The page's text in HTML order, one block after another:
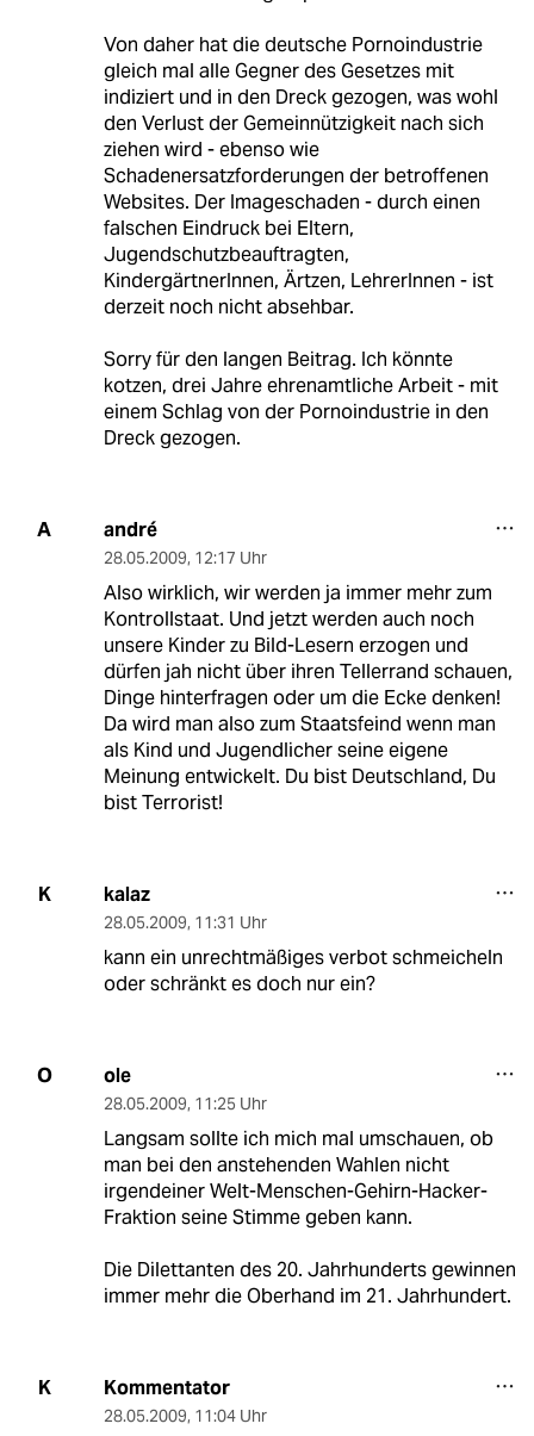
Von daher hat die deutsche Pornoindustrie
gleich mal alle Gegner des Gesetzes mit
indiziert und in den Dreck gezogen, was wohl
den Verlust der Gemeinnützigkeit nach sich
ziehen wird - ebenso wie
Schadenersatzforderungen der betroffenen
Websites. Der Imageschaden - durch einen
falschen Eindruck bei Eltern,
Jugendschutzbeauftragten,
KindergärtnerInnen, Ärtzen, LehrerInnen - ist
derzeit noch nicht absehbar.
Sorry für den langen Beitrag. Ich könnte
kotzen, drei Jahre ehrenamtliche Arbeit - mit
einem Schlag von der Pornoindustrie in den
Dreck gezogen.
A andré
28.05.2009, 12:17 Uhr
Also wirklich, wir werden ja immer mehr zum
Kontrollstaat. Und jetzt werden auch noch
unsere Kinder zu Bild-Lesern erzogen und
dürfen jah nicht über ihren Tellerrand schauen,
Dinge hinterfragen oder um die Ecke denken!
Da wird man also zum Staatsfeind wenn man
als Kind und Jugendlicher seine eigene
Meinung entwickelt. Du bist Deutschland, Du
bist Terrorist!
K kalaz
28.05.2009, 11:31 Uhr
kann ein unrechtmäßiges verbot schmeicheln
oder schränkt es doch nur ein?
O ole
28.05.2009, 11:25 Uhr
Langsam sollte ich mich mal umschauen, ob
man bei den anstehenden Wahlen nicht
irgendeiner Welt-Menschen-Gehirn-Hacker-
Fraktion seine Stimme geben kann.
Die Dilettanten des 20. Jahrhunderts gewinnen
immer mehr die Oberhand im 21. Jahrhundert.
K Kommentator
28.05.2009, 11:04 Uhr